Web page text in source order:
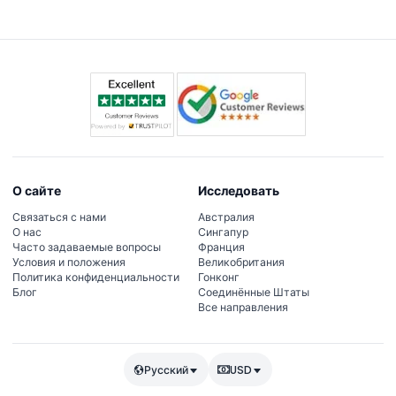
знаковую береговую линию и небоскрёбы Дубая.
подтверждайте при бронировании)
О сайте
Связаться с нами
О нас
Часто задаваемые вопросы
Условия и положения
Политика конфиденциальности
Блог
Исследовать
Австралия
Сингапур
Франция
Великобритания
Гонконг
Соединённые Штаты
Все направления
Русский USD